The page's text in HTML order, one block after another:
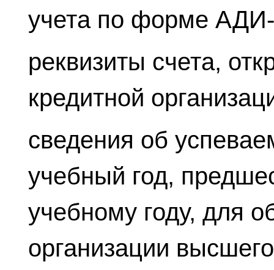
учета по форме
реквизиты счета,
кредитной
сведения об
учебный год,
учебному году, для
организации